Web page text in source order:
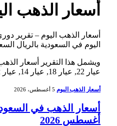
أسعار الذهب
أسعار الذهب اليوم – تقرير
اليوم في السعودية بالريال
عيار 22, عيار 18, عيار 14, عيار 12) فى السعودية.
أسعار الذهب اليوم 5 أغسطس، 2026
أغسطس 2026